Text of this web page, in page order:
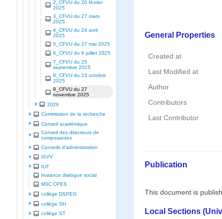
2_CFVU du 20 février
2025
3_CFVU du 27 mars
2025
4_CFVU du 24 avril
2025
5_CFVU du 27 mai 2025
6_CFVU du 8 juillet 2025
7_CFVU du 25
septembre 2025
8_CFVU du 23 octobre
2025
9_CFVU du 27
novembre 2025
2026
Commission de la recherche
Conseil académique
Conseil des directeurs de
composantes
Conseils d'administration
ISVV
IUT
Instance dialogue social
M3C CPES
collège DSPEG
collège SH
collège ST
General Properties
Created at
Last Modified at
Author
Contributors
Last Contributor
Publication
This document is
Local Sections